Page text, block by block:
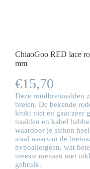
ChiaoGoo RED lace
mm
€15,70
Deze rondbreinaalden
breien. De bekende
knikt niet en gaat zeer
naalden en kabel
waardoor je steken
staal waarvan de
hypoallergeen, wat
meeste mensen met
gebruik.